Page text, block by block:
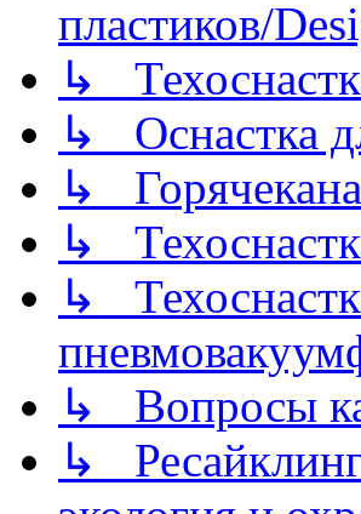
пластиков/
↳
↳ Оснастка
↳
↳
↳
↳ Вопросы
↳ Ресайклинг